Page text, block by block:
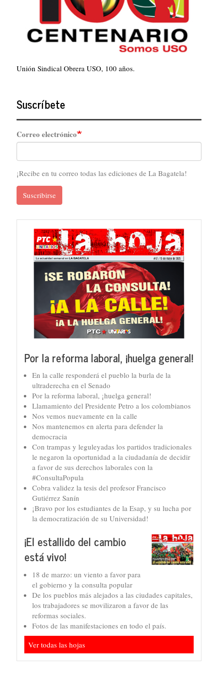
Unión Sindical Obrera USO, 100 años.
Suscríbete
Correo electrónico
¡Recibe en tu correo todas las ediciones de La Bagatela!
Suscribirse
Por la reforma laboral, ¡huelga general!
En la calle responderá el pueblo la burla de la
ultraderecha en el Senado
Por la reforma laboral, ¡huelga general!
Llamamiento del Presidente Petro a los colombianos
Nos vemos nuevamente en la calle
Nos mantenemos en alerta para defender la
democracia
Con trampas y leguleyadas los partidos tradicionales
le negaron la oportunidad a la ciudadanía de decidir
a favor de sus derechos laborales con la
#ConsultaPopula
Cobra validez la tesis del profesor Francisco
Gutiérrez Sanín
¡Bravo por los estudiantes de la Esap, y su lucha por
la democratización de su Universidad!
¡El estallido del cambio
está vivo!
18 de marzo: un viento a favor para
el gobierno y la consulta popular
De los pueblos más alejados a las ciudades capitales,
los trabajadores se movilizaron a favor de las
reformas sociales.
Fotos de las manifestaciones en todo el país.
Ver todas las hojas